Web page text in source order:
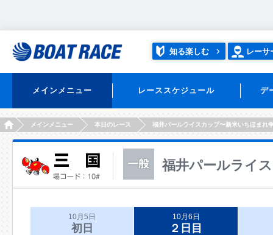
知る楽しむ レーサ
メインメニュー レーススケジュール デ
HOMEメインメニュー 本日のレース 福井パールライスカップ〜新米いちほまれ
福井パールライ
10月5日
初日
10月6日
２日目